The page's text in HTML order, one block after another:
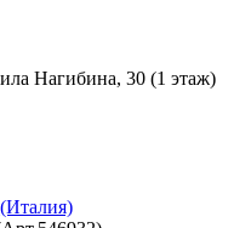
Нагибина, 30 (1 этаж)